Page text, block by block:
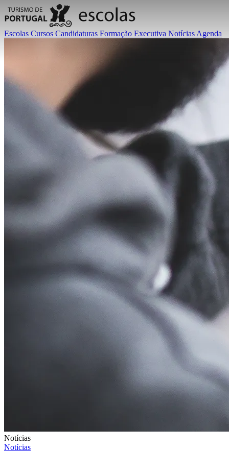
Escolas Cursos Candidaturas Formação Executiva Notícias Agenda
Notícias
Notícias